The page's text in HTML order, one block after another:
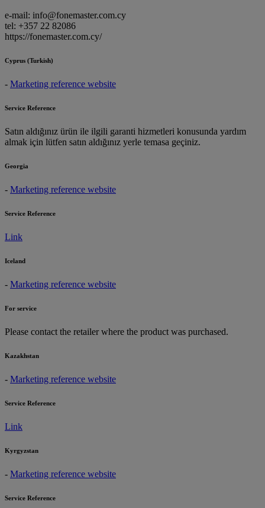
e-mail: info@fonemaster.com.cy
tel: +357 22 82086
https://fonemaster.com.cy/
Cyprus (Turkish)
- Marketing reference website
Service Reference
Satın aldığınız ürün ile ilgili garanti hizmetleri konusunda yardım
almak için lütfen satın aldığınız yerle temasa geçiniz.
Georgia
- Marketing reference website
Service Reference
Link
Iceland
- Marketing reference website
For service
Please contact the retailer where the product was purchased.
Kazakhstan
- Marketing reference website
Service Reference
Link
Kyrgyzstan
- Marketing reference website
Service Reference